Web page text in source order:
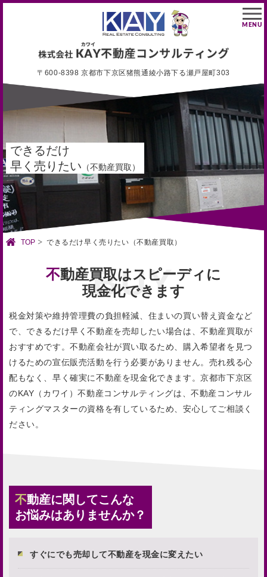
〒600-8398 京都市下京区猪熊通綾小路下る瀬戸屋町303
MENU
できるだけ
早く売りたい （不動産買取）
TOP できるだけ早く売りたい（不動産買取）
不動産買取はスピーディに
現金化できます
税金対策や維持管理費の負担軽減、住まいの買い替え資金など
で、できるだけ早く不動産を売却したい場合は、不動産買取が
おすすめです。不動産会社が買い取るため、購入希望者を見つ
けるための宣伝販売活動を行う必要がありません。売れ残る心
配もなく、早く確実に不動産を現金化できます。京都市下京区
のKAY（カワイ）不動産コンサルティングは、不動産コンサル
ティングマスターの資格を有しているため、安心してご相談く
ださい。
不動産に関してこんな
お悩みはありませんか？
すぐにでも売却して不動産を現金に変えたい